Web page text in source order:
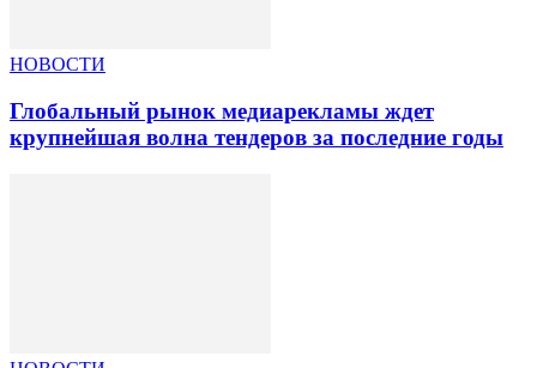
НОВОСТИ
Глобальный рынок медиарекламы ждет
крупнейшая волна тендеров за последние годы